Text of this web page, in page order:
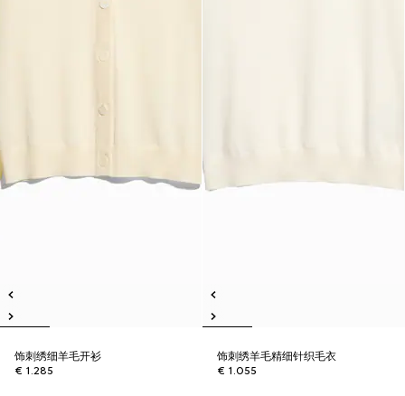
饰刺绣细羊毛开衫
€ 1.285
饰刺绣羊毛精细针织毛衣
€ 1.055